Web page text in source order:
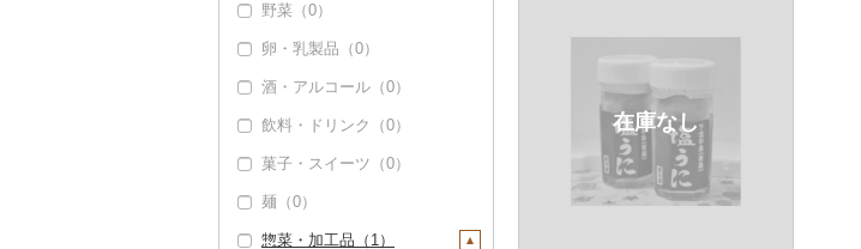
いくら（1）
うに（106）
明太子・たらこ（0）
その他魚卵（0）
貝（0）
うなぎ（0）
鮮魚（0）
野菜（0）
卵・乳製品（0）
酒・アルコール（0）
飲料・ドリンク（0）
菓子・スイーツ（0）
麺（0）
惣菜・加工品（1）
決済方法
クレジットカード決済
Amazon Pay
楽天ペイ
メルペイ
在庫なし